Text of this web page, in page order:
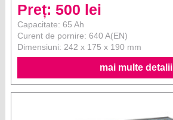
Preț: 500 lei
Capacitate: 65 Ah
Curent de pornire: 640 A(EN)
Dimensiuni: 242 x 175 x 190 mm
mai multe detalii